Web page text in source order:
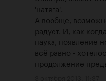
'натяга'.
А вообще,
радует. И, как
паука, появление
всё равно -
продолжение